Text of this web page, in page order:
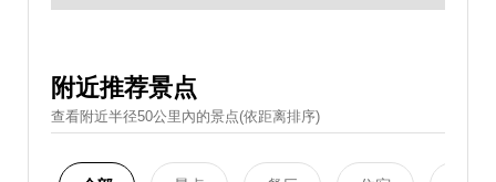
附近推荐景点
查看附近半径50公里內的景点(依距离排序)